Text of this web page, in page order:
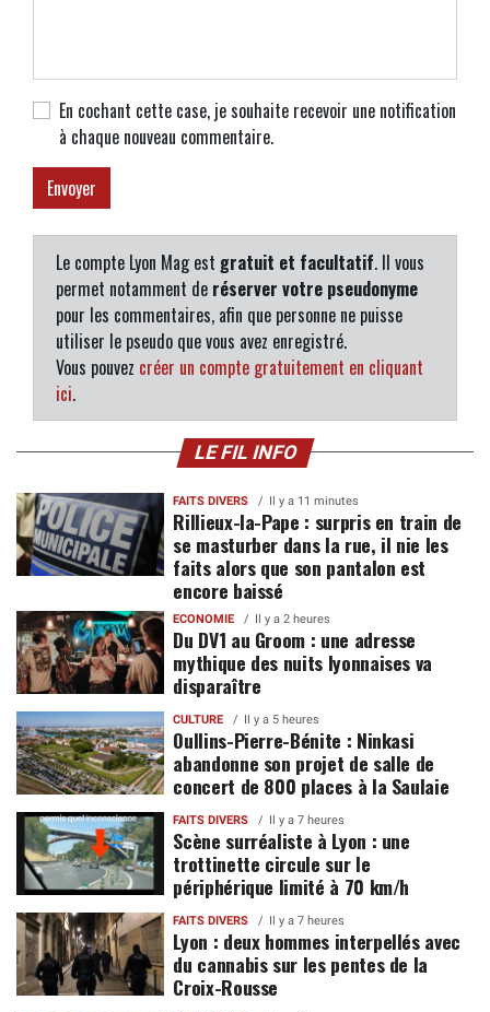
En cochant cette case, je souhaite recevoir une notification
à chaque nouveau commentaire.
Le compte Lyon Mag est gratuit et facultatif. Il vous
permet notamment de réserver votre pseudonyme
pour les commentaires, afin que personne ne puisse
utiliser le pseudo que vous avez enregistré.
Vous pouvez créer un compte gratuitement en cliquant
ici.
LE FIL INFO
FAITS DIVERS Il y a 11 minutes
Rillieux-la-Pape : surpris en train de
se masturber dans la rue, il nie les
faits alors que son pantalon est
encore baissé
ECONOMIE Il y a 2 heures
Du DV1 au Groom : une adresse
mythique des nuits lyonnaises va
disparaître
CULTURE Il y a 5 heures
Oullins-Pierre-Bénite : Ninkasi
abandonne son projet de salle de
concert de 800 places à la Saulaie
FAITS DIVERS Il y a 7 heures
Scène surréaliste à Lyon : une
trottinette circule sur le
périphérique limité à 70 km/h
FAITS DIVERS Il y a 7 heures
Lyon : deux hommes interpellés avec
du cannabis sur les pentes de la
Croix-Rousse